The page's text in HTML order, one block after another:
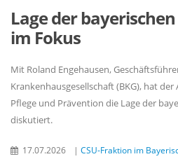
Lage der
im Fokus
Mit Roland Engehausen,
Krankenhausgesellschaft (BKG), hat
Pflege und Prävention die Lage der
diskutiert.
17.07.2026 | CSU-Fraktion im